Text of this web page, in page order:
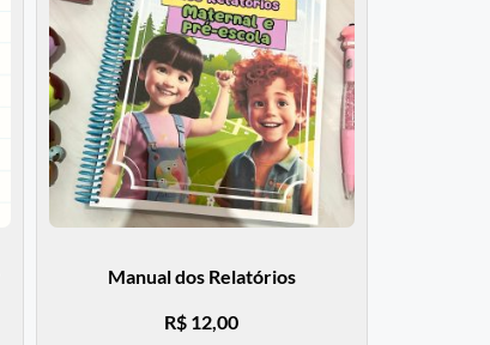
Manual dos Relatórios
R$ 12,00